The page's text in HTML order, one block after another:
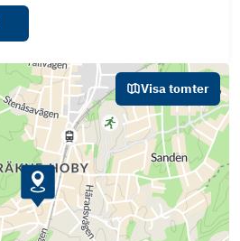
Visa tomter